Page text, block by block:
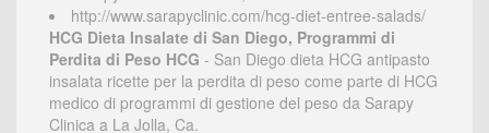
http://www.sarapyclinic.com/hcg-diet-entree-salads/
HCG Dieta Insalate di San Diego, Programmi di
Perdita di Peso HCG - San Diego dieta HCG antipasto
insalata ricette per la perdita di peso come parte di HCG
medico di programmi di gestione del peso da Sarapy
Clinica a La Jolla, Ca.